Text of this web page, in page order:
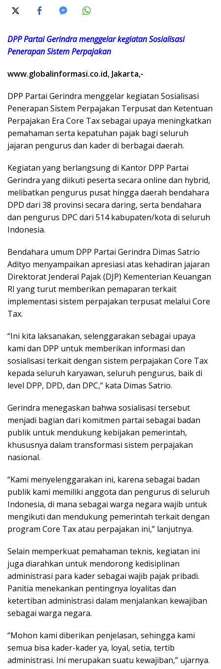
DPP Partai Gerindra menggelar kegiatan Sosialisasi
Penerapan Sistem Perpajakan
www.globalinformasi.co.id, Jakarta,-
DPP Partai Gerindra menggelar kegiatan Sosialisasi
Penerapan Sistem Perpajakan Terpusat dan Ketentuan
Perpajakan Era Core Tax sebagai upaya meningkatkan
pemahaman serta kepatuhan pajak bagi seluruh
jajaran pengurus dan kader di berbagai daerah.
Kegiatan yang berlangsung di Kantor DPP Partai
Gerindra yang diikuti peserta secara online dan hybrid,
melibatkan pengurus pusat hingga daerah bendahara
DPD dari 38 provinsi secara daring, serta bendahara
dan pengurus DPC dari 514 kabupaten/kota di seluruh
Indonesia.
Bendahara umum DPP Partai Gerindra Dimas Satrio
Adityo menyampaikan apresiasi atas kehadiran jajaran
Direktorat Jenderal Pajak (DJP) Kementerian Keuangan
RI yang turut memberikan pemaparan terkait
implementasi sistem perpajakan terpusat melalui Core
Tax.
“Ini kita laksanakan, selenggarakan sebagai upaya
kami dan DPP untuk memberikan informasi dan
sosialisasi terkait dengan sistem perpajakan Core Tax
kepada seluruh karyawan, seluruh pengurus, baik di
level DPP, DPD, dan DPC,” kata Dimas Satrio.
Gerindra menegaskan bahwa sosialisasi tersebut
menjadi bagian dari komitmen partai sebagai badan
publik untuk mendukung kebijakan pemerintah,
khususnya dalam transformasi sistem perpajakan
nasional.
“Kami menyelenggarakan ini, karena sebagai badan
publik kami memiliki anggota dan pengurus di seluruh
Indonesia, di mana sebagai warga negara wajib untuk
mengikuti dan mendukung pemerintah terkait dengan
program Core Tax atau perpajakan ini,” lanjutnya.
Selain memperkuat pemahaman teknis, kegiatan ini
juga diarahkan untuk mendorong kedisiplinan
administrasi para kader sebagai wajib pajak pribadi.
Panitia menekankan pentingnya loyalitas dan
ketertiban administrasi dalam menjalankan kewajiban
sebagai warga negara.
“Mohon kami diberikan penjelasan, sehingga kami
semua bisa kader-kader ya, loyal, setia, tertib
administrasi. Ini merupakan suatu kewajiban,” ujarnya.